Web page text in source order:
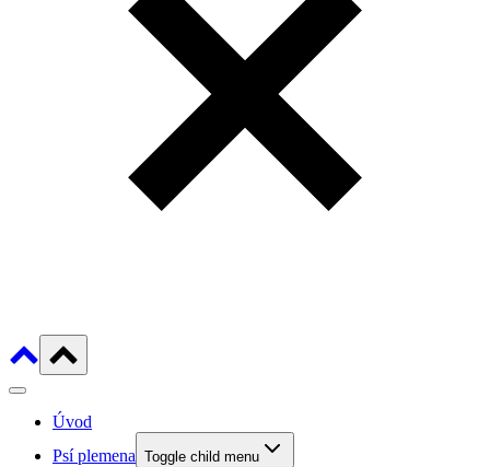
Úvod
Psí plemena Toggle child menu